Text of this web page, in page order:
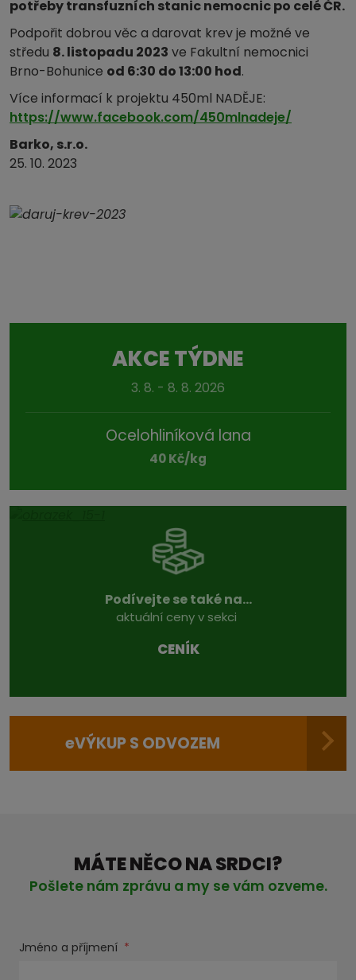
potřeby transfuzních stanic nemocnic po celé ČR.
Podpořit dobrou věc a darovat krev je možné ve
středu 8. listopadu 2023 ve Fakultní nemocnici
Brno-Bohunice od 6:30 do 13:00 hod.
Více informací k projektu 450ml NADĚJE:
https://www.facebook.com/450mlnadeje/
Barko, s.r.o.
25. 10. 2023
AKCE TÝDNE
3. 8. - 8. 8. 2026
Ocelohliníková lana
40 Kč/kg
Podívejte se také na...
aktuální ceny v sekci
CENÍK
eVÝKUP S ODVOZEM
MÁTE NĚCO NA SRDCI?
Pošlete nám zprávu a my se vám ozveme.
Jméno a příjmení *